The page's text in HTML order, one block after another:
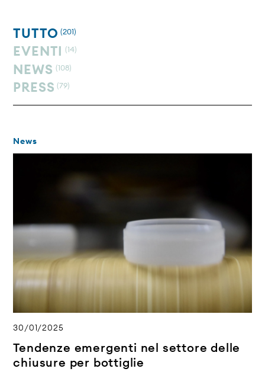
TUTTO (201)
EVENTI (14)
NEWS (108)
PRESS (79)
News
30/01/2025
Tendenze emergenti nel settore delle
chiusure per bottiglie